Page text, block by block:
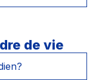
de vie